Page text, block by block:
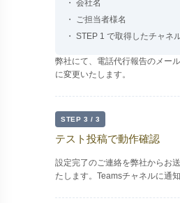
・ 会社名
・ ご担当者様名
・ STEP 1 で取得したチャネ
弊社にて、電話代行報告のメー
に変更いたします。
STEP 3 / 3
テスト投稿で動作確認
設定完了のご連絡を弊社からお
たします。Teamsチャネルに通